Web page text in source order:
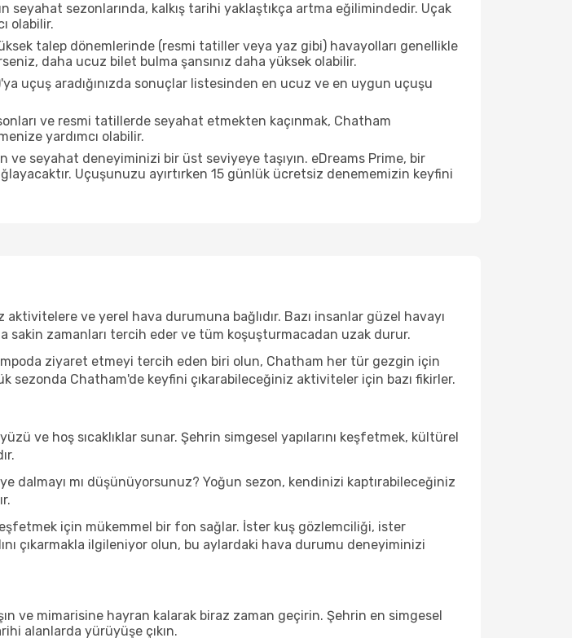
seyahat sezonlarında, kalkış tarihi yaklaştıkça artma eğilimindedir. Uçak
olabilir.
talep dönemlerinde (resmi tatiller veya yaz gibi) havayolları genellikle
daha ucuz bilet bulma şansınız daha yüksek olabilir.
uçuş aradığınızda sonuçlar listesinden en ucuz ve en uygun uçuşu
ve resmi tatillerde seyahat etmekten kaçınmak, Chatham
yardımcı olabilir.
ve seyahat deneyiminizi bir üst seviyeye taşıyın. eDreams Prime, bir
Uçuşunuzu ayırtırken 15 günlük ücretsiz denememizin keyfini
ve yerel hava durumuna bağlıdır. Bazı insanlar güzel havayı
sakin zamanları tercih eder ve tüm koşuşturmacadan uzak durur.
ziyaret etmeyi tercih eden biri olun, Chatham her tür gezgin için
sezonda Chatham'de keyfini çıkarabileceğiniz aktiviteler için bazı fikirler.
ve hoş sıcaklıklar sunar. Şehrin simgesel yapılarını keşfetmek, kültürel
dalmayı mı düşünüyorsunuz? Yoğun sezon, kendinizi kaptırabileceğiniz
için mükemmel bir fon sağlar. İster kuş gözlemciliği, ister
çıkarmakla ilgileniyor olun, bu aylardaki hava durumu deneyiminizi
ve mimarisine hayran kalarak biraz zaman geçirin. Şehrin en simgesel
alanlarda yürüyüşe çıkın.